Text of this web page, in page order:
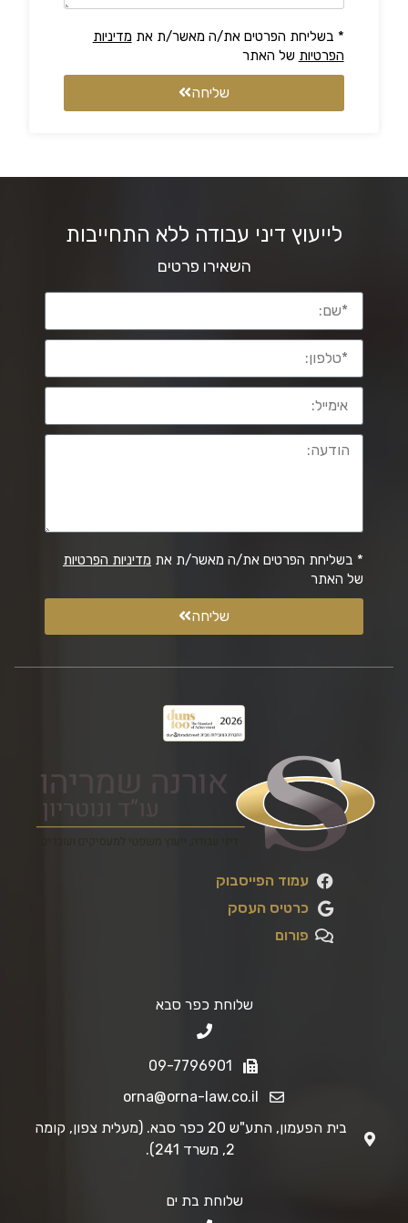
* בשליחת הפרטים את/ה מאשר/ת את מדיניות
הפרטיות של האתר
שליחה
לייעוץ דיני עבודה ללא התחייבות
השאירו פרטים
* בשליחת הפרטים את/ה מאשר/ת את מדיניות הפרטיות
של האתר
שליחה
עמוד הפייסבוק
כרטיס העסק
פורום
שלוחת כפר סבא
09-7796901
orna@orna-law.co.il
בית הפעמון, התע"ש 20 כפר סבא. (מעלית צפון, קומה
2, משרד 241).
שלוחת בת ים